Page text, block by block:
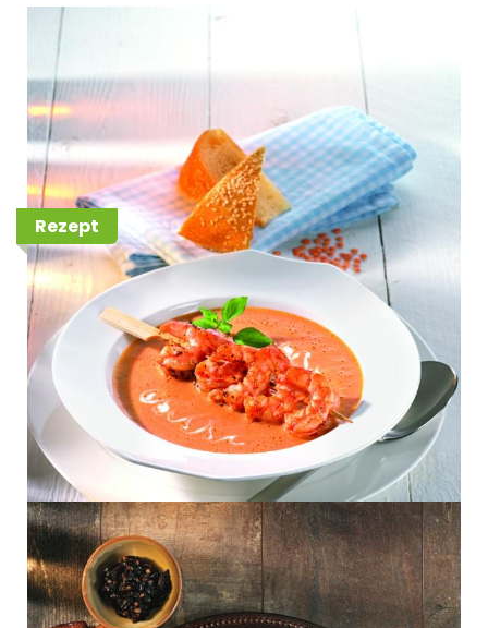
Rote Linsensuppe mit Joghurt
und Zitrone, dazu gebratener
Mermaid Garnelenspieß und
Fladenbrot
Rezept
Rodeo Lammlachs/ Filoteig/
Dattelchutney/ Spitzpaprika/
Rosmarinpolenta